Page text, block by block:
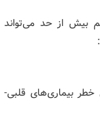
بیش از حد می‌تواند
بیماری‌های قلبی-